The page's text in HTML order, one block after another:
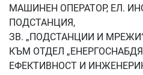
МАШИНЕН ОПЕРАТОР, ЕЛ.
ПОДСТАНЦИЯ,
ЗВ. „ПОДСТАНЦИИ И
КЪМ ОТДЕЛ
ЕФЕКТИВНОСТ И